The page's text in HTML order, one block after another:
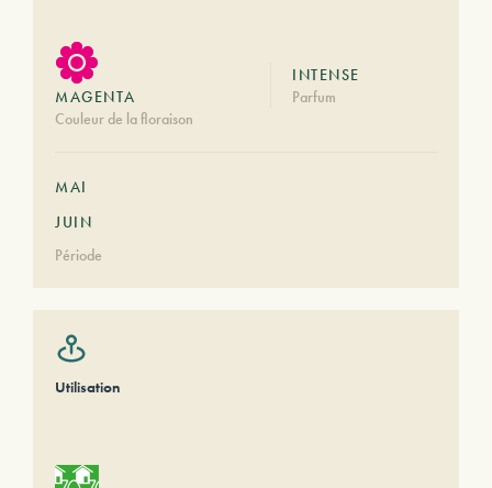
MAGENTA
Couleur de la floraison
INTENSE
Parfum
MAI
JUIN
Période
Utilisation